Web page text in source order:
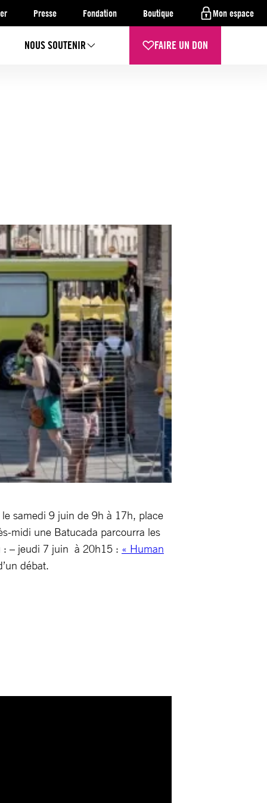
Presse Fondation Boutique Mon espace
NOUS SOUTENIR FAIRE UN DON
samedi 9 juin de 9h à 17h, place
midi une Batucada parcourra les
: – jeudi 7 juin à 20h15 : « Human
débat.